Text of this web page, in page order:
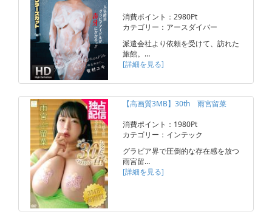
消費ポイント：2980Pt
カテゴリー：アースダイバー
派遣会社より依頼を受けて、訪れた
旅館。…
[詳細を見る]
【高画質3MB】30th 雨宮留菜
消費ポイント：1980Pt
カテゴリー：インテック
グラビア界で圧倒的な存在感を放つ
雨宮留…
[詳細を見る]